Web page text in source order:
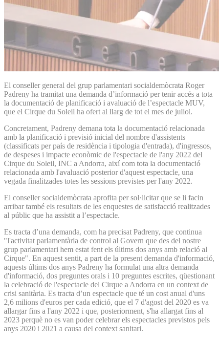
El conseller general del grup parlamentari socialdemòcrata Roger
Padreny ha tramitat una demanda d’informació per tenir accés a tota
la documentació de planificació i avaluació de l’espectacle MUV,
que el Cirque du Soleil ha ofert al llarg de tot el mes de juliol.
Concretament, Padreny demana tota la documentació relacionada
amb la planificació i previsió inicial del nombre d'assistents
(classificats per país de residència i tipologia d'entrada), d'ingressos,
de despeses i impacte econòmic de l'espectacle de l'any 2022 del
Cirque du Soleil, INC a Andorra, així com tota la documentació
relacionada amb l'avaluació posterior d'aquest espectacle, una
vegada finalitzades totes les sessions previstes per l'any 2022.
El conseller socialdemòcrata aprofita per sol·licitar que se li facin
arribar també els resultats de les enquestes de satisfacció realitzades
al públic que ha assistit a l’espectacle.
Es tracta d’una demanda, com ha precisat Padreny, que continua
"l'activitat parlamentària de control al Govern que des del nostre
grup parlamentari hem estat fent els últims dos anys amb relació al
Cirque". En aquest sentit, a part de la present demanda d'informació,
aquests últims dos anys Padreny ha formulat una altra demanda
d'informació, dos preguntes orals i 10 preguntes escrites, qüestionant
la celebració de l'espectacle del Cirque a Andorra en un context de
crisi sanitària. Es tracta d’un espectacle que té un cost anual d'uns
2,6 milions d'euros per cada edició, que el 7 d'agost del 2020 es va
allargar fins a l'any 2022 i que, posteriorment, s'ha allargat fins al
2023 perquè no es van poder celebrar els espectacles previstos pels
anys 2020 i 2021 a causa del context sanitari.